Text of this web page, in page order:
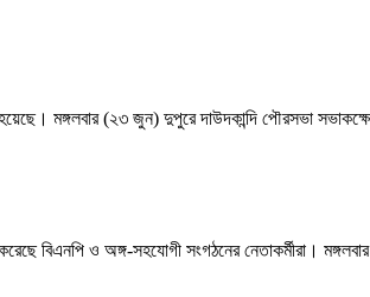
মঙ্গলবার (২৩ জুন) দুপুরে দাউদকান্দি পৌরসভা
বিএনপি ও অঙ্গ-সহযোগী সংগঠনের নেতাকর্মীরা।